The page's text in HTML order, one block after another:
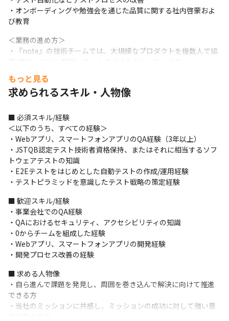
・オンボーディングや勉強会を通じた品質に関する社内啓蒙およ
び教育
＜業務の進め方＞
・『note』の技術チームでは、大規模なプロダクトを複数人で協
・管理ツールとしてGitを使用しています
・一人目のQAエンジニアとして、裁量を持って業務を進められま
す
・多くのユーザーに使用されているサービスの開発に携わること
ができます
もっと見る
求められるスキル・人物像
■ 必須スキル/経験
＜以下のうち、すべての経験＞
・Webアプリ、スマートフォンアプリのQA経験（3年以上）
・JSTQB認定テスト技術者資格保持、またはそれに相当するソフ
トウェアテストの知識
・E2Eテストをはじめとした自動テストの作成/運用経験
・テストピラミッドを意識したテスト戦略の策定経験
■ 歓迎スキル/経験
・事業会社でのQA経験
・QAにおけるセキュリティ、アクセシビリティの知識
・0からチームを組成した経験
・Webアプリ、スマートフォンアプリの開発経験
・開発プロセス改善の経験
■ 求める人物像
・自ら進んで課題を発見し、周囲を巻き込んで解決に向けて推進
できる方
・当社のミッションに共感し、ミッションの成功に対して強い意